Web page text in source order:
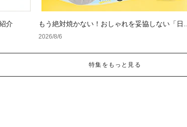
介
もう絶対焼かない！おしゃれを妥協しない「日焼
け対策」グッズ
2026/8/6
特集をもっと見る